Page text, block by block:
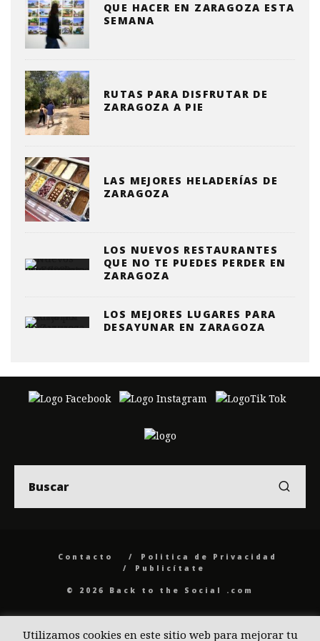
QUE HACER EN ZARAGOZA ESTA
SEMANA
RUTAS PARA DISFRUTAR DE
ZARAGOZA A PIE
LAS MEJORES HELADERÍAS DE
ZARAGOZA
LOS NUEVOS RESTAURANTES
QUE NO TE PUEDES PERDER EN
ZARAGOZA
LOS MEJORES LUGARES PARA
DESAYUNAR EN ZARAGOZA
Contacto
Politica de Privacidad
Publicítate
© 2026 Back to the Social .com
Utilizamos cookies en este sitio web para mejorar tu